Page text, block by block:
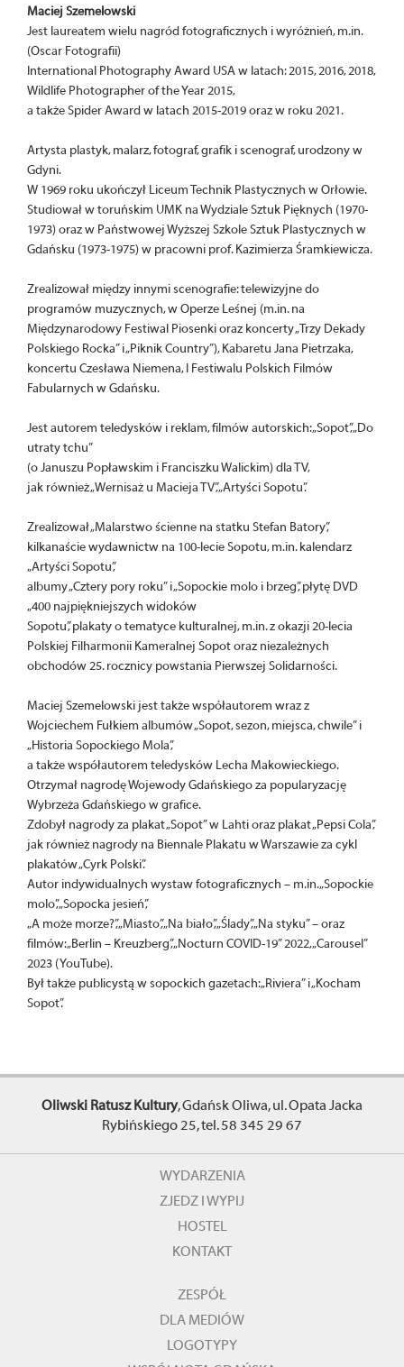
Maciej Szemelowski
Jest laureatem wielu nagród fotograficznych i wyróżnień, m.in.
(Oscar Fotografii)
International Photography Award USA w latach: 2015, 2016, 2018,
Wildlife Photographer of the Year 2015,
a także Spider Award w latach 2015-2019 oraz w roku 2021.
Artysta plastyk, malarz, fotograf, grafik i scenograf, urodzony w
Gdyni.
W 1969 roku ukończył Liceum Technik Plastycznych w Orłowie.
Studiował w toruńskim UMK na Wydziale Sztuk Pięknych (1970-
1973) oraz w Państwowej Wyższej Szkole Sztuk Plastycznych w
Gdańsku (1973-1975) w pracowni prof. Kazimierza Śramkiewicza.
Zrealizował między innymi scenografie: telewizyjne do
programów muzycznych, w Operze Leśnej (m.in. na
Międzynarodowy Festiwal Piosenki oraz koncerty „Trzy Dekady
Polskiego Rocka” i „Piknik Country”), Kabaretu Jana Pietrzaka,
koncertu Czesława Niemena, I Festiwalu Polskich Filmów
Fabularnych w Gdańsku.
Jest autorem teledysków i reklam, filmów autorskich: „Sopot”, „Do
utraty tchu”
(o Januszu Popławskim i Franciszku Walickim) dla TV,
jak również „Wernisaż u Macieja TV”, „Artyści Sopotu”.
Zrealizował „Malarstwo ścienne na statku Stefan Batory”,
kilkanaście wydawnictw na 100-lecie Sopotu, m.in. kalendarz
„Artyści Sopotu”,
albumy „Cztery pory roku” i „Sopockie molo i brzeg”, płytę DVD
„400 najpiękniejszych widoków
Sopotu”, plakaty o tematyce kulturalnej, m.in. z okazji 20-lecia
Polskiej Filharmonii Kameralnej Sopot oraz niezależnych
obchodów 25. rocznicy powstania Pierwszej Solidarności.
Maciej Szemelowski jest także współautorem wraz z
Wojciechem Fułkiem albumów „Sopot, sezon, miejsca, chwile” i
„Historia Sopockiego Mola”,
a także współautorem teledysków Lecha Makowieckiego.
Otrzymał nagrodę Wojewody Gdańskiego za popularyzację
Wybrzeża Gdańskiego w grafice.
Zdobył nagrody za plakat „Sopot” w Lahti oraz plakat „Pepsi Cola”,
jak również nagrody na Biennale Plakatu w Warszawie za cykl
plakatów „Cyrk Polski”.
Autor indywidualnych wystaw fotograficznych – m.in. „Sopockie
molo”, „Sopocka jesień”,
„A może morze?”, „Miasto”, „Na biało”, „Ślady”, „Na styku” – oraz
filmów: „Berlin – Kreuzberg”, „Nocturn COVID-19” 2022, „Carousel”
2023 (YouTube).
Był także publicystą w sopockich gazetach: „Riviera” i „Kocham
Sopot”.
Oliwski Ratusz Kultury, Gdańsk Oliwa, ul. Opata Jacka
Rybińskiego 25, tel. 58 345 29 67
WYDARZENIA
ZJEDZ I WYPIJ
HOSTEL
KONTAKT
ZESPÓŁ
DLA MEDIÓW
LOGOTYPY